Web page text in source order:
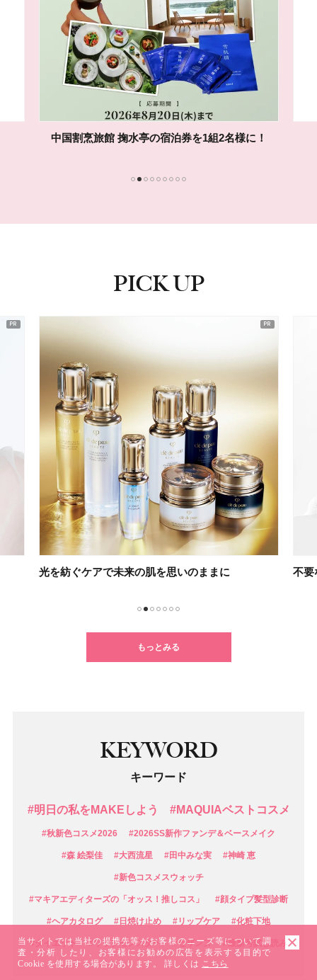
ADDICTIONの「マイクロピーリング トナー」を
PICK UP
不要な角質を溜めない２つのスキンケア 新し
もっとみる
KEYWORD
キーワード
#明日の私をMAKEしよう #MAQUIAベストコスメ
#秋新色コスメ2026 #2026SS新作ファンデ＆ベースメイク
#森 絵梨佳 #大西流星 #田中みな実 #神崎 恵
#新色コスメスウォッチ
#マキアエディターズの「オッス！推しコス」 #顔タイプ髪型診断
#ヘアカタログ #日焼け止め #リップケア #化粧下地
#ダイエット #リップモンスター #セザンヌ #最新号試し読み
当サイトでは当社の提携先等がお客様のニーズ等について調
査・分析 したり、お客様にお勧めの広告を表示する目的で
Cookie を使用する場合があります。 詳しくは こちら